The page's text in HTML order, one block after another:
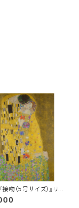
接吻（5号サイズ）』リト
料無料・新品額装・UV
リル仕様